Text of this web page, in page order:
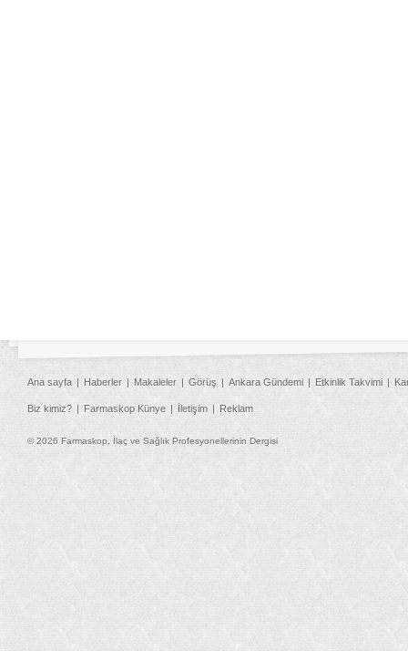
Ana sayfa Haberler Makaleler Görüş Ankara Gündemi Etkinlik Takvimi
Biz kimiz? Farmaskop Künye İletişim Reklam
© 2026 Farmaskop, İlaç ve Sağlık Profesyonellerinin Dergisi